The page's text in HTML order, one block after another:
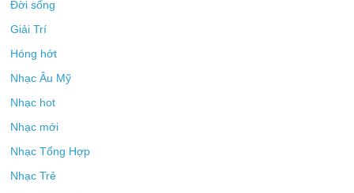
Đời sống
Giải Trí
Hóng hớt
Nhạc Âu Mỹ
Nhạc hot
Nhạc mới
Nhạc Tổng Hợp
Nhạc Trẻ